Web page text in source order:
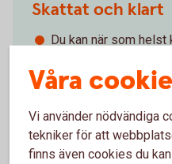
Skattat och klart
Du kan när som
Vinst och uttag i
skattefria. I stället
kallad
Förtida uttag (så
Däremot tas ännu ej
Våra
Vi använder nödvändiga
tekniker för att
finns även cookies du